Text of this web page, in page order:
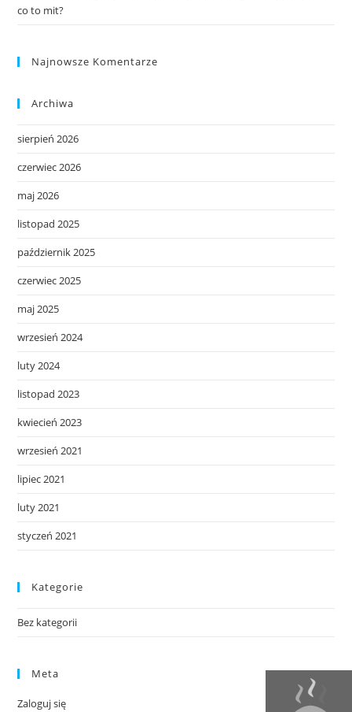
co to mit?
Najnowsze Komentarze
Archiwa
sierpień 2026
czerwiec 2026
maj 2026
listopad 2025
październik 2025
czerwiec 2025
maj 2025
wrzesień 2024
luty 2024
listopad 2023
kwiecień 2023
wrzesień 2021
lipiec 2021
luty 2021
styczeń 2021
Kategorie
Bez kategorii
Meta
Zaloguj się